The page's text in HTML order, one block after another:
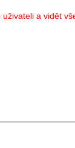
a vidět